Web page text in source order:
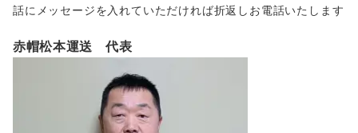
話にメッセージを入れていただければ折返しお電話いたします
赤帽松本運送 代表